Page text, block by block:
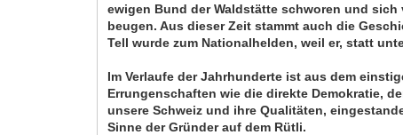
ewigen Bund der Waldstätte schworen und
beugen. Aus dieser Zeit stammt auch die
Tell wurde zum Nationalhelden, weil er, statt
Im Verlaufe der Jahrhunderte ist aus dem
Errungenschaften wie die direkte Demokratie,
unsere Schweiz und ihre Qualitäten,
Sinne der Gründer auf dem Rütli.